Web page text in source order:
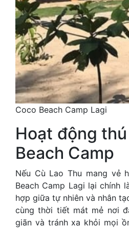
Coco Beach Camp Lagi
Hoạt động
Beach Camp
Nếu Cù Lao Thu mang vẻ
Beach Camp Lagi lại chính
hợp giữa tự nhiên và nhân
cùng thời tiết mát mẻ nơi
giãn và tránh xa khỏi mọi